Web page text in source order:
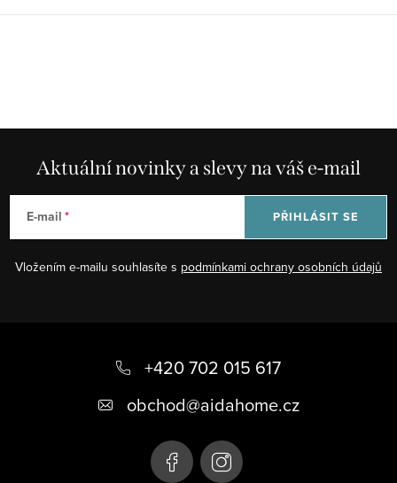
Aktuální novinky a slevy na váš e-mail
E-mail
Vložením e-mailu souhlasíte s podmínkami ochrany osobních údajů
PŘIHLÁSIT SE
+420 702 015 617
obchod@aidahome.cz